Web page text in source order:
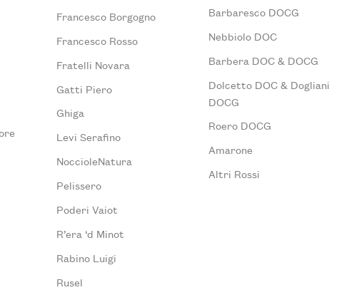
Francesco Borgogno
Francesco Rosso
Fratelli Novara
Gatti Piero
Ghiga
Levi Serafino
NoccioleNatura
Pelissero
Poderi Vaiot
R’era ‘d Minot
Rabino Luigi
Rusel
Barbaresco DOCG
Nebbiolo DOC
Barbera DOC & DOCG
Dolcetto DOC & Dogliani
DOCG
Roero DOCG
Amarone
Altri Rossi